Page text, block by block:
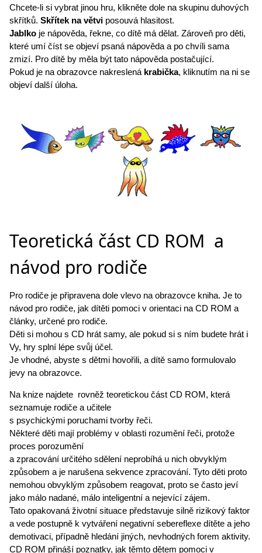
Chcete-li si vybrat jinou hru, klikněte dole na skupinu duhových
skřítků. Skřítek na větvi posouvá hlasitost.
Jablko je nápověda, řekne, co dítě má dělat. Zároveň pro děti,
které umí číst se objeví psaná nápověda a po chvíli sama
zmizí. Pro dítě by měla být tato nápověda postačující.
Pokud je na obrazovce nakreslená krabička, kliknutím na ni se
objeví další úloha.
Teoretická část CD ROM a
návod pro rodiče
Pro rodiče je připravena dole vlevo na obrazovce kniha. Je to
návod pro rodiče, jak dítěti pomoci v orientaci na CD ROM a
články, určené pro rodiče.
Děti si mohou s CD hrát samy, ale pokud si s ním budete hrát i
Vy, hry splní lépe svůj účel.
Je vhodné, abyste s dětmi hovořili, a dítě samo formulovalo
jevy na obrazovce.
Na knize najdete rovněž teoretickou část CD ROM, která
seznamuje rodiče a učitele
s psychickými poruchami tvorby řeči.
Některé děti mají problémy v oblasti rozumění řeči, protože
proces porozumění
a zpracování určitého sdělení neprobíhá u nich obvyklým
způsobem a je narušena sekvence zpracování. Tyto děti proto
nemohou obvyklým způsobem reagovat, proto se často jeví
jako málo nadané, málo inteligentní a nejevící zájem.
Tato opakovaná životní situace představuje silně rizikový faktor
a vede postupně k vytváření negativní sebereflexe dítěte a jeho
demotivaci, případně hledání jiných, nevhodných forem aktivity.
CD ROM přináší poznatky, jak těmto dětem pomoci v